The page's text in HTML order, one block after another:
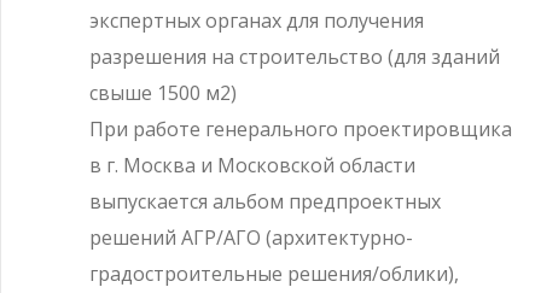
экспертных органах для получения
разрешения на строительство (для зданий
свыше 1500 м2)
При работе генерального проектировщика
в г. Москва и Московской области
выпускается альбом предпроектных
решений АГР/АГО (архитектурно-
градостроительные решения/облики),